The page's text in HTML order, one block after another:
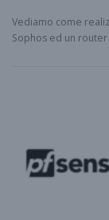
Vediamo come
Sophos ed un